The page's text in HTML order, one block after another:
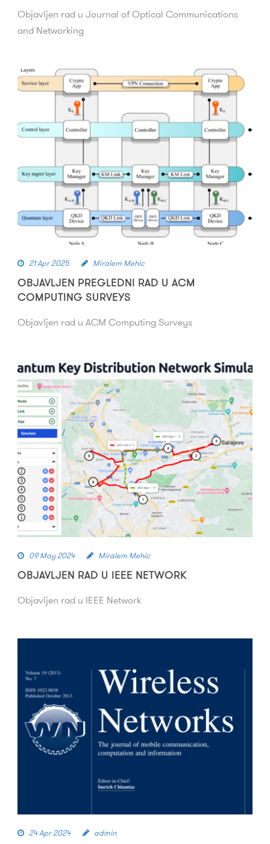
Objavljen rad u Journal of Optical Communications
and Networking
21 Apr 2025 Miralem Mehic
OBJAVLJEN PREGLEDNI RAD U ACM
COMPUTING SURVEYS
Objavljen rad u ACM Computing Surveys
09 May 2024 Miralem Mehic
OBJAVLJEN RAD U IEEE NETWORK
Objavljen rad u IEEE Network
24 Apr 2024 admin